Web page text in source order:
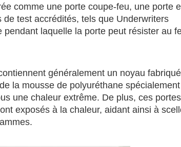
comme une porte coupe-feu, une porte
test accrédités, tels que Underwriters
laquelle la porte peut résister au
généralement un noyau
la mousse de polyuréthane
une chaleur extrême. De plus, ces
exposés à la chaleur, aidant ainsi à